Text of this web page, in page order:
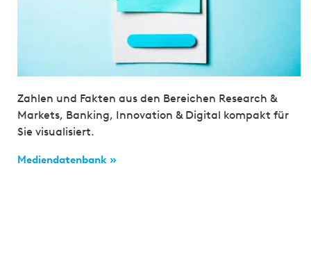
Zahlen und Fakten aus den Bereichen Research &
Markets, Banking, Innovation & Digital kompakt für
Sie visualisiert.
Mediendatenbank »